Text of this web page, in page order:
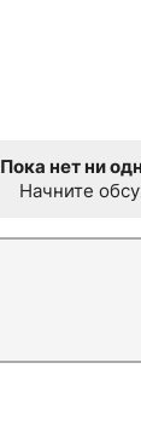
Пока нет ни
Начните